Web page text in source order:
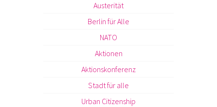
Austerität
Berlin für Alle
NATO
Aktionen
Aktionskonferenz
Stadt für alle
Urban Citizenship